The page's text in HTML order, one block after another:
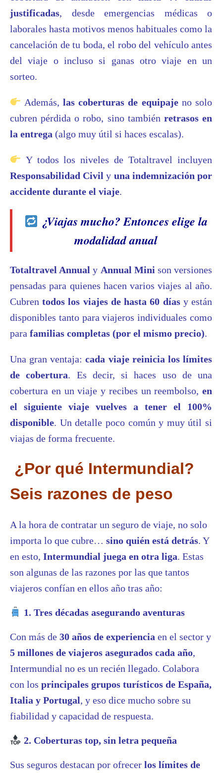
justificadas, desde emergencias médicas o
laborales hasta motivos menos habituales como la
cancelación de tu boda, el robo del vehículo antes
del viaje o incluso si ganas otro viaje en un
sorteo.
Además,las coberturas de equipajeno solo
cubren pérdida o robo, sino también retrasos en
la entrega (algo muy útil si haces escalas).
Y todos los niveles de Totaltravel incluyen
Responsabilidad Civil y una indemnización por
accidente durante el viaje.
¿Viajas mucho? Entonces elige la
modalidad anual
Totaltravel Annual y Annual Mini son versiones
pensadas para quienes hacen varios viajes al año.
Cubrentodos los viajes de hasta 60 díasy están
disponibles tanto para viajeros individuales como
para familias completas (por el mismo precio).
Una gran ventaja:cada viaje reinicia los límites
de cobertura. Es decir, si haces uso de una
cobertura en un viaje y recibes un reembolso, en
el siguiente viaje vuelves a tener el 100%
disponible. Un detalle poco común y muy útil si
viajas de forma frecuente.
¿Por qué Intermundial?
Seis razones de peso
A la hora de contratar un seguro de viaje, no solo
importa lo que cubre… sino quién está detrás. Y
en esto, Intermundial juega en otra liga. Estas
son algunas de las razones por las que tantos
viajeros confían en ellos año tras año:
1. Tres décadas asegurando aventuras
Con más de 30 años de experiencia en el sector y
5 millones de viajeros asegurados cada año,
Intermundial no es un recién llegado. Colabora
con los principales grupos turísticos de España,
Italia y Portugal, y eso dice mucho sobre su
fiabilidad y capacidad de respuesta.
2. Coberturas top, sin letra pequeña
Sus seguros destacan por ofrecer los límites de